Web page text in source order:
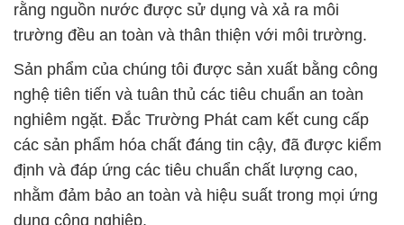
rằng nguồn nước được sử dụng và xả ra môi
trường đều an toàn và thân thiện với môi trường.
Sản phẩm của chúng tôi được sản xuất bằng công
nghệ tiên tiến và tuân thủ các tiêu chuẩn an toàn
nghiêm ngặt. Đắc Trường Phát cam kết cung cấp
các sản phẩm hóa chất đáng tin cậy, đã được kiểm
định và đáp ứng các tiêu chuẩn chất lượng cao,
nhằm đảm bảo an toàn và hiệu suất trong mọi ứng
dụng công nghiệp.